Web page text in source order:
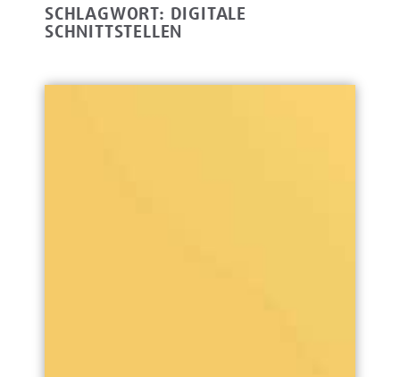
SCHLAGWORT: DIGITALE
SCHNITTSTELLEN